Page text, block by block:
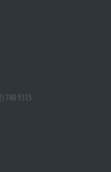
748 9315